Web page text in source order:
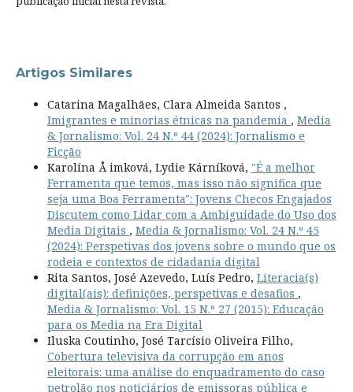
Artigos Similares
Catarina Magalhães, Clara Almeida Santos ,
Imigrantes e minorias étnicas na pandemia , Media
& Jornalismo: Vol. 24 N.º 44 (2024): Jornalismo e
Ficção
Karolína Å imková, Lydie Kárníková, "É a melhor
Ferramenta que temos, mas isso não significa que
seja uma Boa Ferramenta": Jovens Checos Engajados
Discutem como Lidar com a Ambiguidade do Uso dos
Media Digitais , Media & Jornalismo: Vol. 24 N.º 45
(2024): Perspetivas dos jovens sobre o mundo que os
rodeia e contextos de cidadania digital
Rita Santos, José Azevedo, Luís Pedro, Literacia(s)
digital(ais): definições, perspetivas e desafios ,
Media & Jornalismo: Vol. 15 N.º 27 (2015): Educação
para os Media na Era Digital
Iluska Coutinho, José Tarcísio Oliveira Filho,
Cobertura televisiva da corrupção em anos
eleitorais: uma análise do enquadramento do caso
petrolão nos noticiários de emissoras pública e